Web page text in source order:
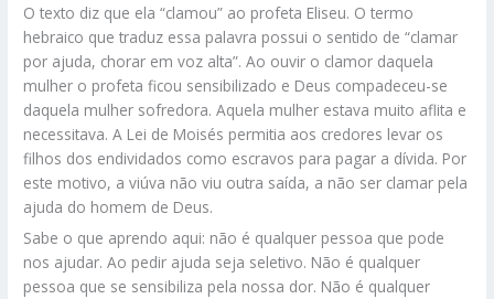
O texto diz que ela “clamou” ao profeta Eliseu. O termo
hebraico que traduz essa palavra possui o sentido de “clamar
por ajuda, chorar em voz alta”. Ao ouvir o clamor daquela
mulher o profeta ficou sensibilizado e Deus compadeceu-se
daquela mulher sofredora. Aquela mulher estava muito aflita e
necessitava. A Lei de Moisés permitia aos credores levar os
filhos dos endividados como escravos para pagar a dívida. Por
este motivo, a viúva não viu outra saída, a não ser clamar pela
ajuda do homem de Deus.
Sabe o que aprendo aqui: não é qualquer pessoa que pode
nos ajudar. Ao pedir ajuda seja seletivo. Não é qualquer
pessoa que se sensibiliza pela nossa dor. Não é qualquer